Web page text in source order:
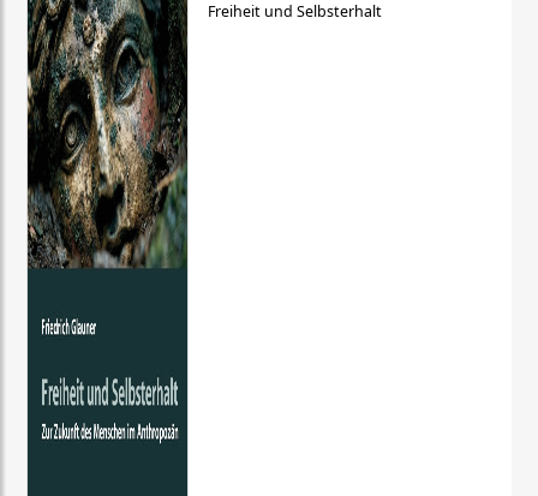
Freiheit und Selbsterhalt